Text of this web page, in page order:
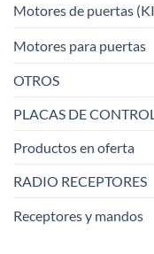
Motores de puertas
Motores para puertas
OTROS
PLACAS DE
Productos en oferta
RADIO RECEPTORES
Receptores y mandos